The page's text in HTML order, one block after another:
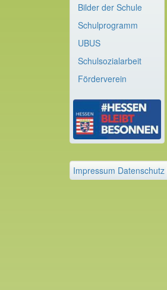
Bilder der Schule
Schulprogramm
UBUS
Schulsozialarbeit
Förderverein
Impressum Datenschutz